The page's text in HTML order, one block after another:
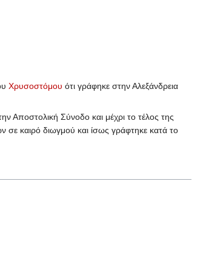
Χρυσοστόμου ότι γράφηκε στην Αλεξάνδρεια
Αποστολική Σύνοδο και μέχρι το τέλος της
σε καιρό διωγμού και ίσως γράφτηκε κατά το